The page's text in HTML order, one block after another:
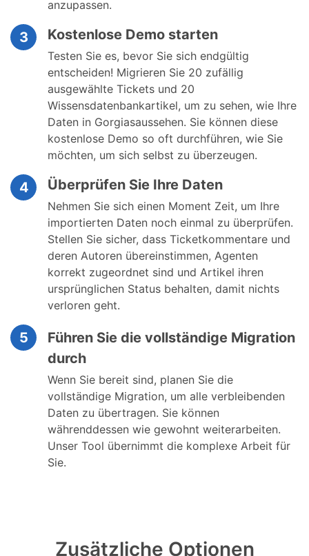
anzupassen.
3 Kostenlose Demo starten
Testen Sie es, bevor Sie sich endgültig
entscheiden! Migrieren Sie 20 zufällig
ausgewählte Tickets und 20
Wissensdatenbankartikel, um zu sehen, wie Ihre
Daten in Gorgiasaussehen. Sie können diese
kostenlose Demo so oft durchführen, wie Sie
möchten, um sich selbst zu überzeugen.
4 Überprüfen Sie Ihre Daten
Nehmen Sie sich einen Moment Zeit, um Ihre
importierten Daten noch einmal zu überprüfen.
Stellen Sie sicher, dass Ticketkommentare und
deren Autoren übereinstimmen, Agenten
korrekt zugeordnet sind und Artikel ihren
ursprünglichen Status behalten, damit nichts
verloren geht.
5
Führen Sie die vollständige Migration
durch
Wenn Sie bereit sind, planen Sie die
vollständige Migration, um alle verbleibenden
Daten zu übertragen. Sie können
währenddessen wie gewohnt weiterarbeiten.
Unser Tool übernimmt die komplexe Arbeit für
Sie.
Zusätzliche Optionen